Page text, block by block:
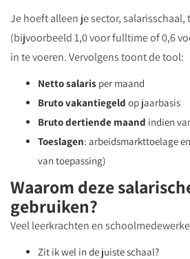
Je hoeft alleen je sector,
(bijvoorbeeld 1,0 voor fulltime of 0,6
in te voeren. Vervolgens toont de tool:
Netto salaris per maand
Bruto vakantiegeld op jaarbasis
Bruto dertiende maand indien
Toeslagen: arbeidsmarkttoelage
van toepassing)
Waarom deze
gebruiken?
Veel leerkrachten en
Zit ik wel in de juiste schaal?